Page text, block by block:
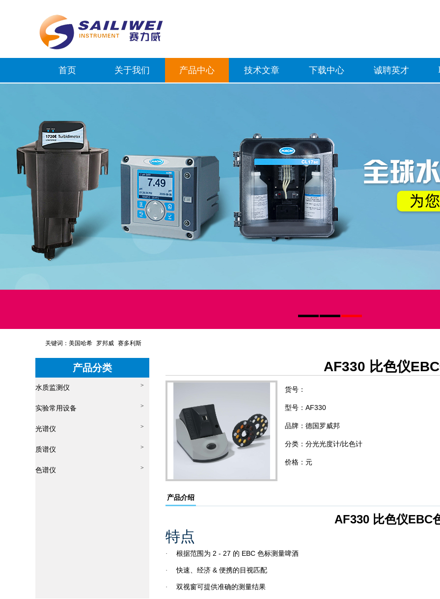
首页 关于我们 产品中心 技术文章 下载中心 诚聘英才
关键词： 美国哈希 罗邦威 赛多利斯
产品分类
>
水质监测仪
>
实验常用设备
>
光谱仪
>
质谱仪
>
色谱仪
AF330 比色仪
货号：
型号：AF330
品牌：德国罗威邦
分类：分光光度计/比色计
价格：元
产品介绍
AF330 比色仪EBC
特点
· 根据范围为 2 - 27 的 EBC 色标测量啤酒
· 快速、经济 & 便携的目视匹配
· 双视窗可提供准确的测量结果